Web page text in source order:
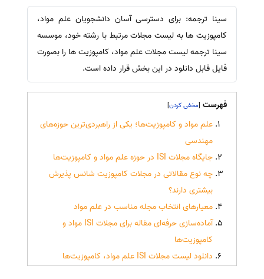
سینا ترجمه: برای دسترسی آسان دانشجویان علم مواد،
کامپوزیت ها به لیست مجلات مرتبط با رشته خود، موسسه
سینا ترجمه لیست مجلات علم مواد، کامپوزیت ها را بصورت
فایل قابل دانلود در این بخش قرار داده است.
فهرست [
]
علم مواد و کامپوزیت‌ها؛ یکی از راهبردی‌ترین حوزه‌های
مهندسی
جایگاه مجلات ISI در حوزه علم مواد و کامپوزیت‌ها
چه نوع مقالاتی در مجلات کامپوزیت شانس پذیرش
بیشتری دارند؟
معیارهای انتخاب مجله مناسب در علم مواد
آماده‌سازی حرفه‌ای مقاله برای مجلات ISI مواد و
کامپوزیت‌ها
دانلود لیست مجلات ISI علم مواد، کامپوزیت‌ها